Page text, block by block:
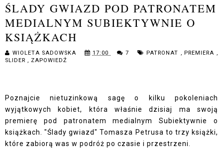
ŚLADY GWIAZD POD PATRONATEM
MEDIALNYM SUBIEKTYWNIE O
KSIĄŻKACH
WIOLETA SADOWSKA 17:00 7 PATRONAT , PREMIERA,
SLIDER , ZAPOWIEDŹ
Poznajcie nietuzinkową sagę o kilku pokoleniach
wyjątkowych kobiet, która właśnie dzisiaj ma swoją
premierę pod patronatem medialnym Subiektywnie o
książkach. "Ślady gwiazd" Tomasza Petrusa to trzy książki,
które zabiorą was w podróż po czasie i przestrzeni.